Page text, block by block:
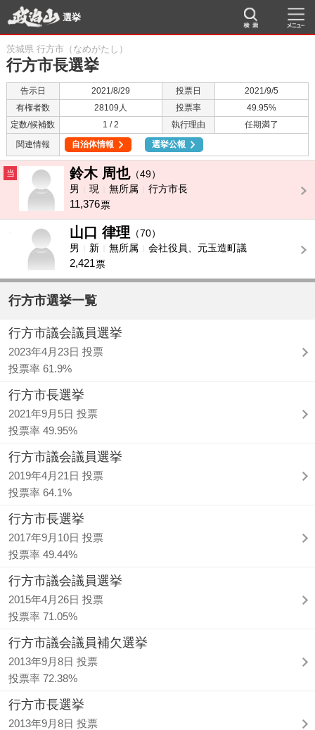
選挙
茨城県 行方市（なめがたし）
行方市長選挙
告示日 2021/8/29 投票日
2021/9/5
有権者数
28109人 投票率
49.95%
定数/候補数
1 / 2 執行理由
任期満了
関連情報
自治体情報 選挙公報
当 鈴木 周也（49）
男
現 無所属 行方市長
11,376票
山口 律理 （70）
男
新 無所属 会社役員、元玉造町議
2,421票
行方市選挙一覧
行方市議会議員選挙
2023年4月23日 投票
投票率 61.9%
行方市長選挙
2021年9月5日 投票
投票率 49.95%
行方市議会議員選挙
2019年4月21日 投票
投票率 64.1%
行方市長選挙
2017年9月10日 投票
投票率 49.44%
行方市議会議員選挙
2015年4月26日 投票
投票率 71.05%
行方市議会議員補欠選挙
2013年9月8日 投票
投票率 72.38%
行方市長選挙
2013年9月8日 投票